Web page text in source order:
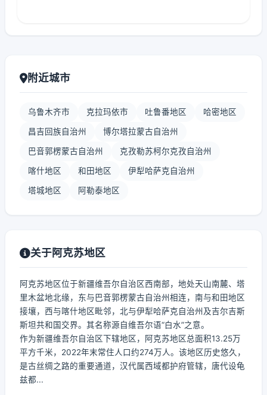
附近城市
乌鲁木齐市 克拉玛依市 吐鲁番地区 哈密地区
昌吉回族自治州 博尔塔拉蒙古自治州
巴音郭楞蒙古自治州 克孜勒苏柯尔克孜自治州
喀什地区 和田地区 伊犁哈萨克自治州
塔城地区 阿勒泰地区
关于阿克苏地区
阿克苏地区位于新疆维吾尔自治区西南部，地处天山南麓、塔
里木盆地北缘，东与巴音郭楞蒙古自治州相连，南与和田地区
接壤，西与喀什地区毗邻，北与伊犁哈萨克自治州及吉尔吉斯
斯坦共和国交界。其名称源自维吾尔语“白水”之意。
作为新疆维吾尔自治区下辖地区，阿克苏地区总面积13.25万
平方千米，2022年末常住人口约274万人。该地区历史悠久，
是古丝绸之路的重要通道，汉代属西域都护府管辖，唐代设龟
兹都...